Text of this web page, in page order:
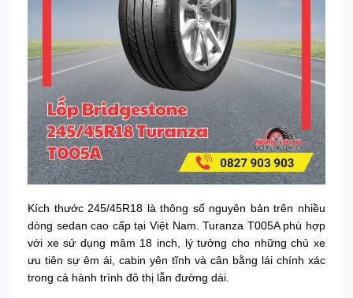
Kích thước 245/45R18 là thông số nguyên bản trên nhiều
dòng sedan cao cấp tại Việt Nam. Turanza T005A phù hợp
với xe sử dụng mâm 18 inch, lý tưởng cho những chủ xe
ưu tiên sự êm ái, cabin yên tĩnh và cân bằng lái chính xác
trong cả hành trình đô thị lẫn đường dài.